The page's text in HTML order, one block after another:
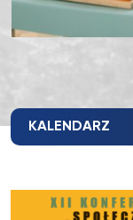
KALENDARZ